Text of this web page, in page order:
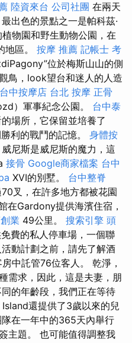
陸資來台 公司社團 在兩天
出色的景點之一是帕科茲·
物園和野生動物公園，在
地區。 按摩 推薦 記帳士 考
位於梅斯山山的側
鳥，look望台和迷人的人造
台中按摩店 台北 按摩 正骨
）軍事紀念公園。 台中泰
場所，它保留並培養了
利的戰鬥的記憶。 身體按
尼斯是威尼斯的魔力，這
接骨 Google商家檔案 台中
XVI的別墅。 台中整脊
叉，在許多地方都被花園
在Gardony提供海濱住宿，
業 49公里。 搜索引擎 頭
費的私人停車場，一個聯
動計劃之前，請先了解酒
中託管76位客人。 乾淨，
需求，因此，這是夫妻，朋
的年齡段，我們正在等待
還提供了3歲以來的兒
在一年中的365天內舉行
主題。 也可能值得調整我